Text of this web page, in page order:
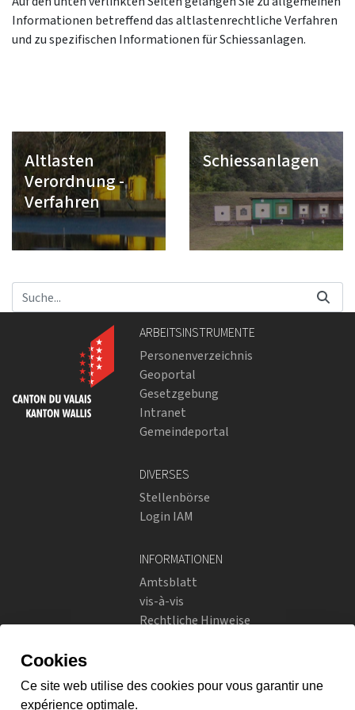
Informationen betreffend das altlastenrechtliche Verfahren
und zu spezifischen Informationen für Schiessanlagen.
Altlasten
Verordnung -
Verfahren
Schiessanlagen
ARBEITSINSTRUMENTE
Personenverzeichnis
Geoportal
Gesetzgebung
Intranet
Gemeindeportal
DIVERSES
Stellenbörse
Login IAM
INFORMATIONEN
Amtsblatt
vis-à-vis
Rechtliche Hinweise